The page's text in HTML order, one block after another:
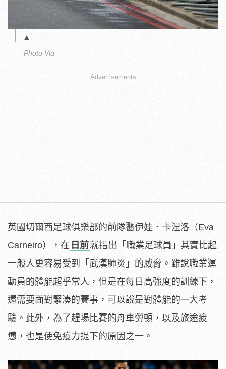
▲
Photo Via
Advertisements
英國切爾西足球俱樂部的前隊醫伊娃．卡涅洛（Eva
Carneiro），在 日前就指出「職業足球員」其實比起
一般人更容易受到「武漢肺炎」的威脅。雖說職業運
動員的體能超乎常人，但是在每日高強度的訓練下，
還需要面對緊湊的賽事，可以說是對體能的一大考
驗。此外，為了趕場比賽的舟車勞頓，以及旅途疲
憊，也是使免疫力提下的原因之一。